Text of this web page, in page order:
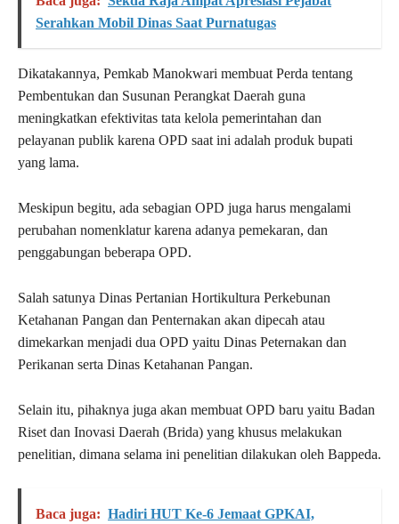
Serahkan Mobil Dinas Saat Purnatugas
Dikatakannya, Pemkab Manokwari membuat Perda tentang
Pembentukan dan Susunan Perangkat Daerah guna
meningkatkan efektivitas tata kelola pemerintahan dan
pelayanan publik karena OPD saat ini adalah produk bupati
yang lama.
Meskipun begitu, ada sebagian OPD juga harus mengalami
perubahan nomenklatur karena adanya pemekaran, dan
penggabungan beberapa OPD.
Salah satunya Dinas Pertanian Hortikultura Perkebunan
Ketahanan Pangan dan Penternakan akan dipecah atau
dimekarkan menjadi dua OPD yaitu Dinas Peternakan dan
Perikanan serta Dinas Ketahanan Pangan.
Selain itu, pihaknya juga akan membuat OPD baru yaitu Badan
Riset dan Inovasi Daerah (Brida) yang khusus melakukan
penelitian, dimana selama ini penelitian dilakukan oleh Bappeda.
Baca juga: Hadiri HUT Ke-6 Jemaat GPKAI,